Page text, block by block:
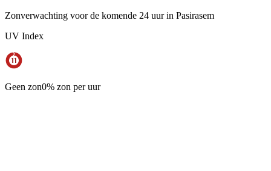
Zonverwachting voor de komende 24 uur in Pasirasem
UV Index
Geen zon0% zon per uur